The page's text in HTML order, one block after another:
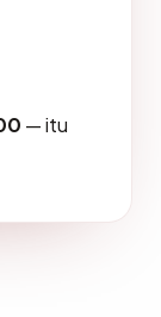
— itu